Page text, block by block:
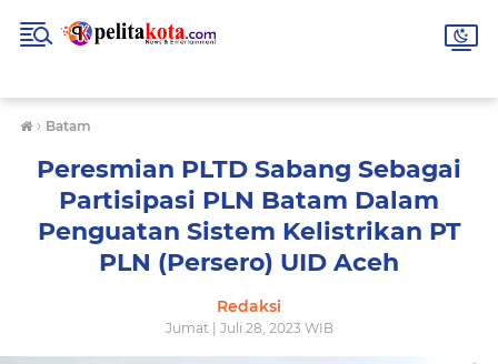
› Batam
Peresmian PLTD Sabang Sebagai
Partisipasi PLN Batam Dalam
Penguatan Sistem Kelistrikan PT
PLN (Persero) UID Aceh
Redaksi
Jumat | Juli 28, 2023 WIB